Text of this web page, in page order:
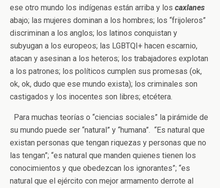
ese otro mundo los indígenas están arriba y los caxlanes
abajo; las mujeres dominan a los hombres; los “frijoleros”
discriminan a los anglos; los latinos conquistan y
subyugan a los europeos; las LGBTQI+ hacen escarnio,
atacan y asesinan a los heteros; los trabajadores explotan
a los patrones; los políticos cumplen sus promesas (ok,
ok, ok, dudo que ese mundo exista); los criminales son
castigados y los inocentes son libres; etcétera.
Para muchas teorías o “ciencias sociales” la pirámide de
su mundo puede ser “natural” y “humana”. “Es natural que
existan personas que tengan riquezas y personas que no
las tengan”; “es natural que manden quienes tienen los
conocimientos y que obedezcan los ignorantes”; “es
natural que el ejército con mejor armamento derrote al